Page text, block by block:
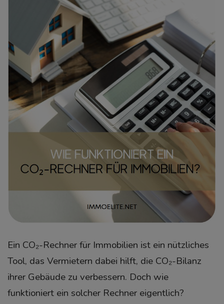
Ein CO₂-Rechner für Immobilien ist ein nützliches
Tool, das Vermietern dabei hilft, die CO₂-Bilanz
ihrer Gebäude zu verbessern. Doch wie
funktioniert ein solcher Rechner eigentlich?